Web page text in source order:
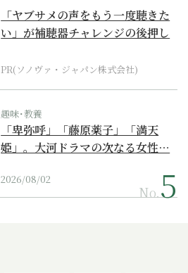
「ヤブサメの声をもう一度聴きた
い」が補聴器チャレンジの後押し
PR(ソノヴァ・ジャパン株式会社)
趣味･教養
「卑弥呼」「藤原薬子」「満天
姫」。大河ドラマの次なる女性…
2026/08/02
No.